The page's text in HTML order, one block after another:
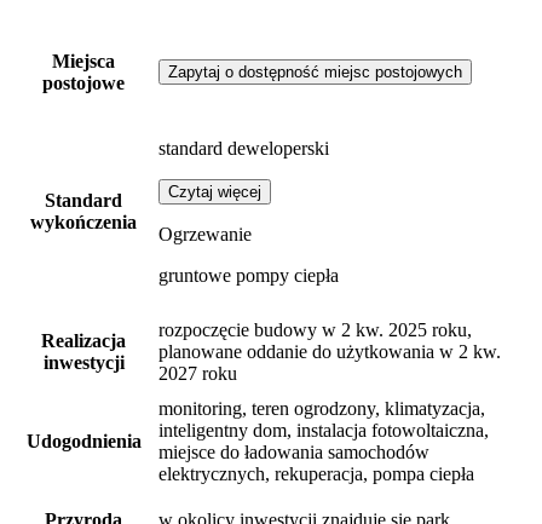
Miejsca
postojowe
Zapytaj o dostępność miejsc postojowych
Standard
wykończenia
standard deweloperski
Czytaj więcej
Ogrzewanie
gruntowe pompy ciepła
Realizacja
inwestycji
rozpoczęcie budowy w 2 kw. 2025 roku,
planowane oddanie do użytkowania w 2 kw.
2027 roku
Udogodnienia
monitoring, teren ogrodzony, klimatyzacja,
inteligentny dom, instalacja fotowoltaiczna,
miejsce do ładowania samochodów
elektrycznych, rekuperacja, pompa ciepła